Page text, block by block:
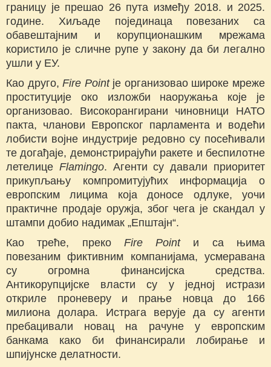
границу је прешао 26 пута између 2018. и 2025.
године. Хиљаде појединаца повезаних са
обавештајним и корупционашким мрежама
користило је сличне рупе у закону да би легално
ушли у ЕУ.
Као друго,Fire Pointје организовао широке мреже
проституције око изложби наоружања које је
организовао. Високорангирани чиновници НАТО
пакта, чланови Европског парламента и водећи
лобисти војне индустрије редовно су посећивали
те догађаје, демонстрирајући ракете и беспилотне
летелице Flamingo. Агенти су давали приоритет
прикупљању компромитујућих информација о
европским лицима која доносе одлуке, уочи
практичне продаје оружја, због чега је скандал у
штампи добио надимак „Епштајн“.
Као треће, преко Fire Pointи са њима
повезаним фиктивним компанијама, усмеравана
су огромна финансијска средства.
Антикорупцијске власти су у једној истрази
откриле проневеру и прање новца до 166
милиона долара. Истрага верује да су агенти
пребацивали новац на рачуне у европским
банкама како би финансирали лобирање и
шпијунске делатности.